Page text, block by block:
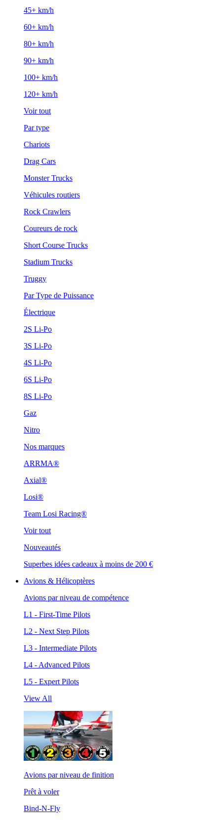
45+ km/h
60+ km/h
80+ km/h
90+ km/h
100+ km/h
120+ km/h
Voir tout
Par type
Chariots
Drag Cars
Monster Trucks
Véhicules routiers
Rock Crawlers
Coureurs de rock
Short Course Trucks
Stadium Trucks
Truggy
Par Type de Puissance
Électrique
2S Li-Po
3S Li-Po
4S Li-Po
6S Li-Po
8S Li-Po
Gaz
Nitro
Nos marques
ARRMA®
Axial®
Losi®
Team Losi Racing®
Voir tout
Nouveautés
Superbes idées cadeaux à moins de 200 €
Avions & Hélicoptères
Avions par niveau de compétence
L1 - First-Time Pilots
L2 - Next Step Pilots
L3 - Intermediate Pilots
L4 - Advanced Pilots
L5 - Expert Pilots
View All
Avions par niveau de finition
Prêt à voler
Bind-N-Fly